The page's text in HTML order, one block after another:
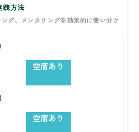
践方法
グ、メンタリングを効果的に使い分け
空席あり
空席あり